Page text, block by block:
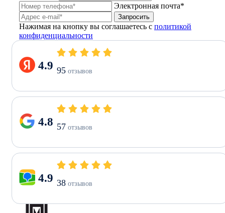
Электронная почта*
Запросить
Нажимая на кнопку вы соглашаетесь с политикой
конфиденциальности
4.9 95 отзывов
4.8 57 отзывов
4.9 38 отзывов